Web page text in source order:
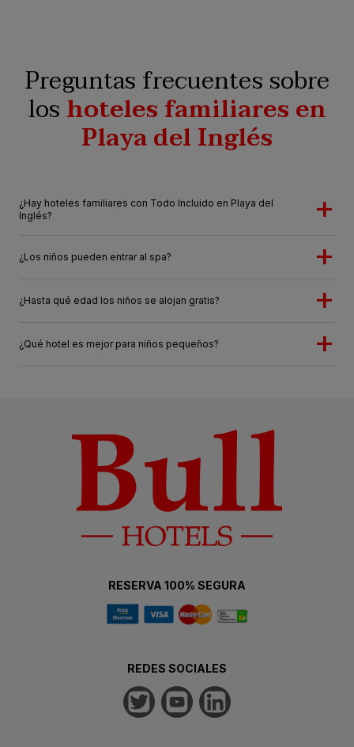
Preguntas frecuentes sobre
loshoteles familiares en
Playa del Inglés
¿Hay hoteles familiares con Todo Incluido en Playa del
Inglés?
¿Los niños pueden entrar al spa?
¿Hasta qué edad los niños se alojan gratis?
¿Qué hotel es mejor para niños pequeños?
RESERVA 100% SEGURA
REDES SOCIALES